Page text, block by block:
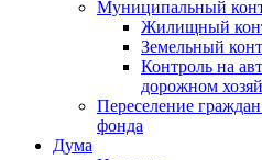
Муниципальный
Жилищный
Земельный
Контроль на
дорожном
Переселение
фонда
Дума